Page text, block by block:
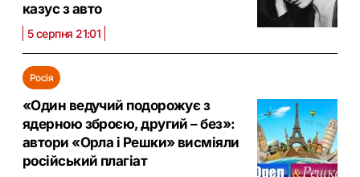
казус з авто
5 серпня 21:01
Росія
«Один ведучий подорожує з
ядерною зброєю, другий – без»:
автори «Орла і Решки» висміяли
російський плагіат